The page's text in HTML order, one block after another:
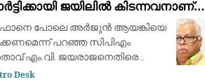
ഇതുവരെ കമ്പജയിലിൽ കിടന്നവനാണ്
എം.വി. ജയരാജന്
ആയങ്കി
പോലെ അര്‍ജുന്‍ ആയങ്കിയെ
പറഞ്ഞ സിപിഎം
എം.വി. ജയരാജനെതിരെ
പോസ്റ്റുമായി അര്‍ജുന്‍
Desk